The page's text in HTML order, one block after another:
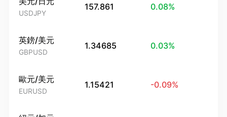
USDJPY
157.861 0.08%
英鎊/美元
GBPUSD
1.34685 0.03%
歐元/美元
EURUSD
1.15421 -0.09%